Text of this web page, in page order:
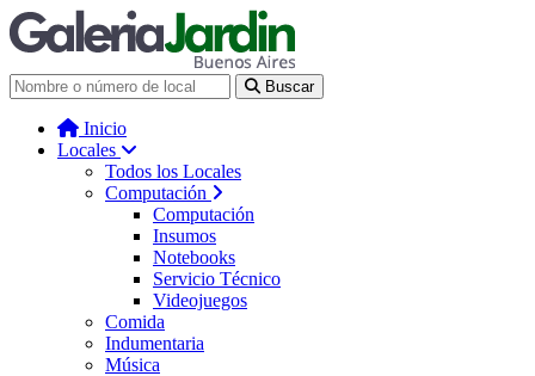
Galería Jardín - Centro de
Buscar
Inicio
Locales
Todos los Locales
Computación
Computación
Insumos
Notebooks
Servicio Técnico
Videojuegos
Comida
Indumentaria
Música